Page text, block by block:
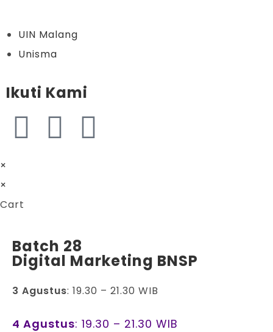
UIN Malang
Unisma
Ikuti Kami
×
×
Cart
Batch 28
Digital Marketing BNSP
3 Agustus: 19.30 – 21.30 WIB
4 Agustus: 19.30 – 21.30 WIB